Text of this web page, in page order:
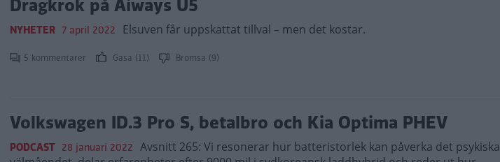
Dragkrok på Aiways U5
NYHETER 7 april 2022 Elsuven får uppskattat tillval – men det kostar.
5 kommentarer Gasa (11) Bromsa (9)
Volkswagen ID.3 Pro S, betalbro och Kia Optima PHEV
PODCAST 28 januari 2022 Avsnitt 265: Vi resonerar hur batteristorlek kan påverka det psykiska